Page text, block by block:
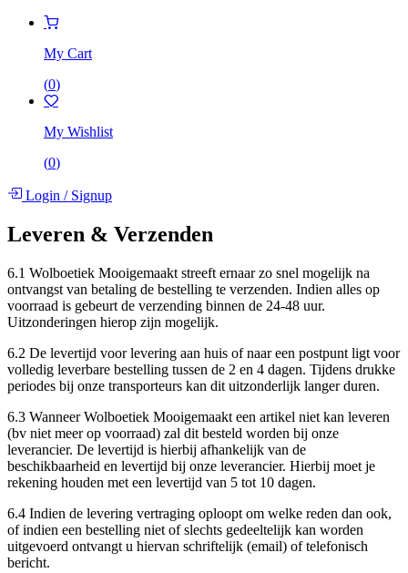
My Cart
(0)
My Wishlist
(0)
Login /Signup
Leveren & Verzenden
6.1 Wolboetiek Mooigemaakt streeft ernaar zo snel mogelijk na
ontvangst van betaling de bestelling te verzenden. Indien alles op
voorraad is gebeurt de verzending binnen de 24-48 uur.
Uitzonderingen hierop zijn mogelijk.
6.2 De levertijd voor levering aan huis of naar een postpunt ligt voor
volledig leverbare bestelling tussen de 2 en 4 dagen. Tijdens drukke
periodes bij onze transporteurs kan dit uitzonderlijk langer duren.
6.3 Wanneer Wolboetiek Mooigemaakt een artikel niet kan leveren
(bv niet meer op voorraad) zal dit besteld worden bij onze
leverancier. De levertijd is hierbij afhankelijk van de
beschikbaarheid en levertijd bij onze leverancier. Hierbij moet je
rekening houden met een levertijd van 5 tot 10 dagen.
6.4 Indien de levering vertraging oploopt om welke reden dan ook,
of indien een bestelling niet of slechts gedeeltelijk kan worden
uitgevoerd ontvangt u hiervan schriftelijk (email) of telefonisch
bericht.